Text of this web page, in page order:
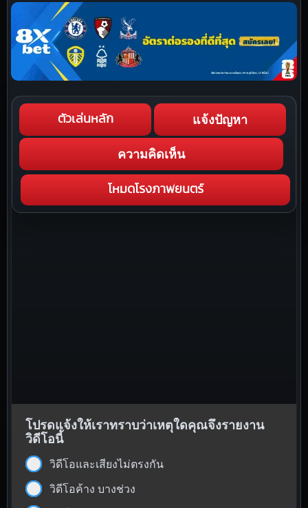
ตัวเล่นหลัก แจ้งปัญหา
ความคิดเห็น
โหมดโรงภาพยนตร์
โปรดแจ้งให้เราทราบว่าเหตุใดคุณจึงรายงาน
วิดีโอนี้
วิดีโอและเสียงไม่ตรงกัน
วิดีโอค้าง บางช่วง